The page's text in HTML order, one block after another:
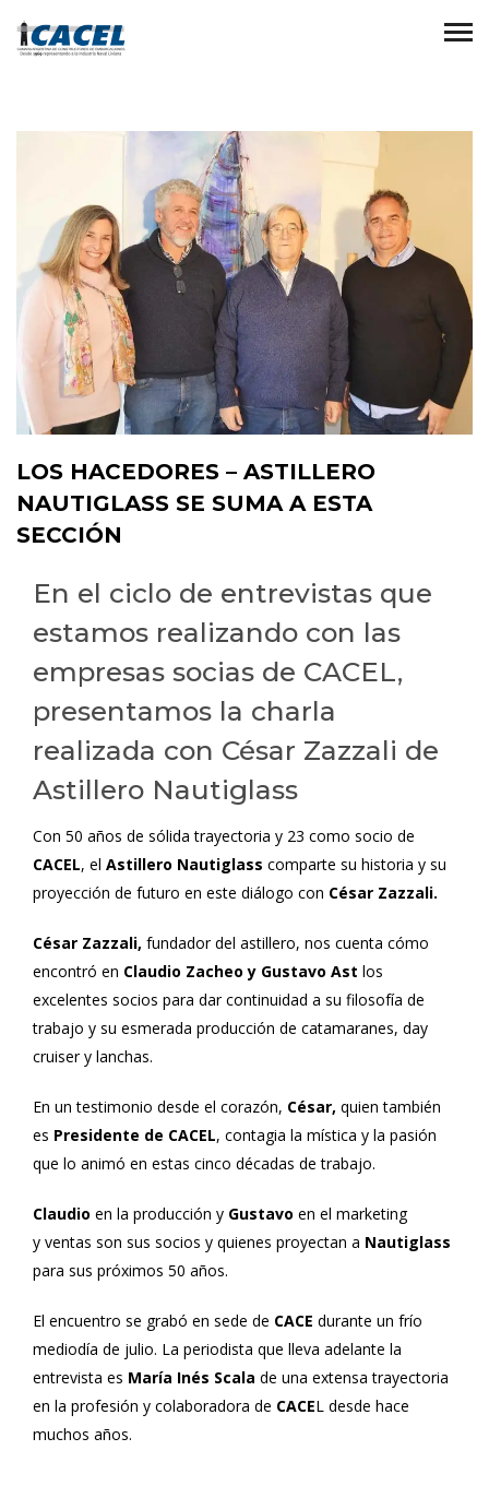
LOS HACEDORES – ASTILLERO
NAUTIGLASS SE SUMA A ESTA
SECCIÓN
En el ciclo de entrevistas que
estamos realizando con las
empresas socias de CACEL,
presentamos la charla
realizada con César Zazzali de
Astillero Nautiglass
Con 50 años de sólida trayectoria y 23 como socio de
CACEL, el Astillero Nautiglass comparte su historia y su
proyección de futuro en este diálogo con César Zazzali.
César Zazzali, fundador del astillero, nos cuenta cómo
encontró en Claudio Zacheo y Gustavo Ast los
excelentes socios para dar continuidad a su filosofía de
trabajo y su esmerada producción de catamaranes, day
cruiser y lanchas.
En un testimonio desde el corazón, César, quien también
es Presidente de CACEL, contagia la mística y la pasión
que lo animó en estas cinco décadas de trabajo.
Claudio en la producción y Gustavo en el marketing
y ventas son sus socios y quienes proyectan a Nautiglass
para sus próximos 50 años.
El encuentro se grabó en sede de CACE durante un frío
mediodía de julio. La periodista que lleva adelante la
entrevista es María Inés Scala de una extensa trayectoria
en la profesión y colaboradora de CACEL desde hace
muchos años.